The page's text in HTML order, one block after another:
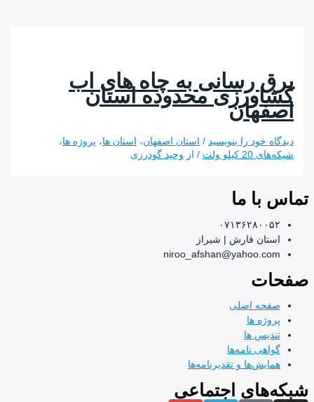
رسانی به چاه های اب
محدوده استان
خود را بنویسید / استان اصفهان،استان ها،پروژه ها،
/ از وحید گودرزی
ما
فارش | شیراز
اصلی
ها
نامه‌ها
و تقدیرنامه‌ها
اجتماعی